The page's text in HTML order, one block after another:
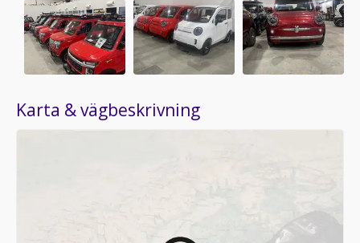
Karta & vägbeskrivning